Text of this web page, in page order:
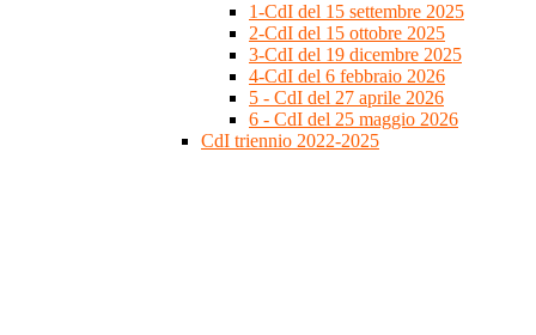
1-CdI del 15 settembre 2025
2-CdI del 15 ottobre 2025
3-CdI del 19 dicembre 2025
4-CdI del 6 febbraio 2026
5 - CdI del 27 aprile 2026
6 - CdI del 25 maggio 2026
CdI triennio 2022-2025